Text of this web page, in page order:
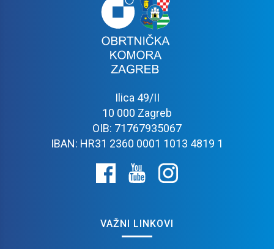
Ilica 49/II
10 000 Zagreb
OIB: 71767935067
IBAN: HR31 2360 0001 1013 4819 1
VAŽNI LINKOVI